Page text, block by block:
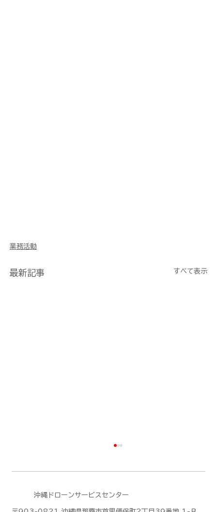
業務活動
最新記事 すべて表示
沖縄ドローンサービスセンター